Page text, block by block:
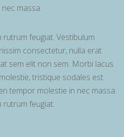
massa.
feugiat. Vestibulum
consectetur, nulla erat
sem elit non sem. Morbi lacus
tristique sodales est.
tempor molestie in nec massa.
rutrum feugiat.